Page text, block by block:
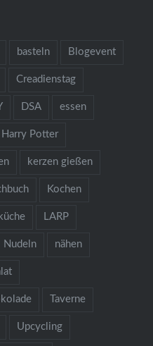
basteln Blogevent
Creadienstag
DSA essen
Harry Potter
kerzen gießen
Kochen
LARP
Nudeln nähen
Taverne
Upcycling